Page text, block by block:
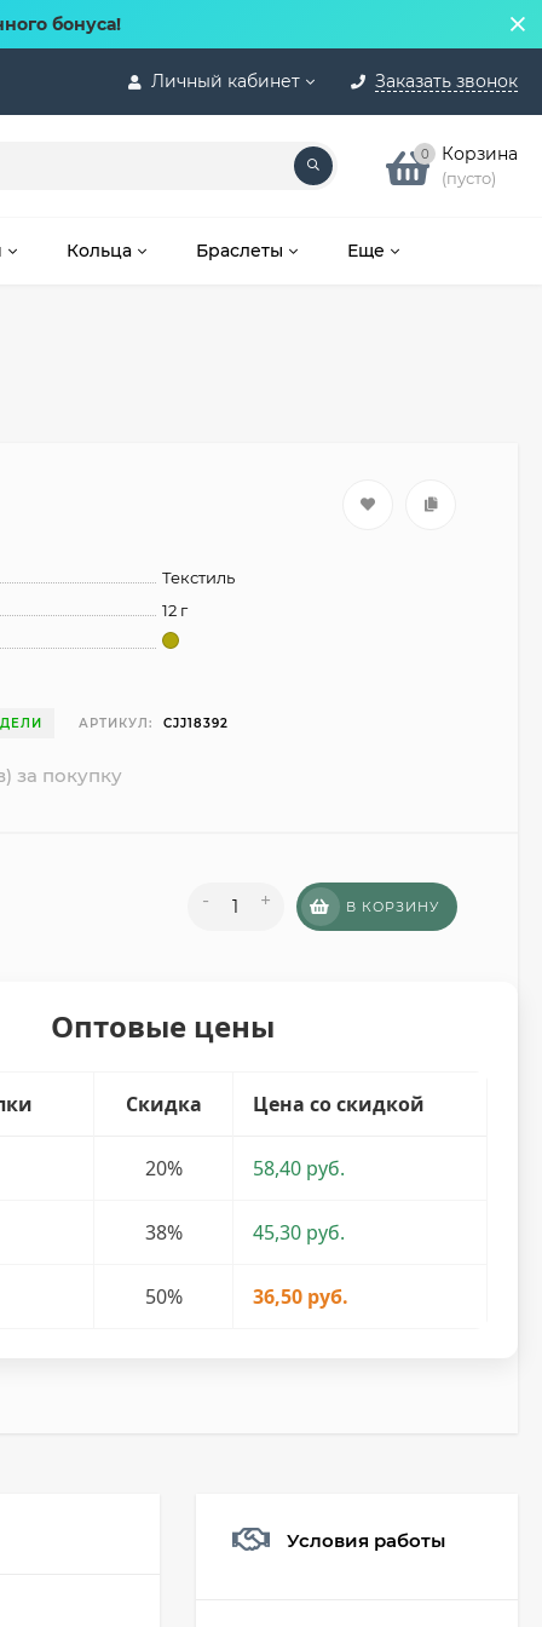
бонуса!
Личный кабинет Заказать звонок
0 Корзина
(пусто)
Кольца Браслеты Еще
Текстиль
12 г
АРТИКУЛ: CJJ18392
за покупку
- + В КОРЗИНУ
Оптовые цены
Скидка Цена со скидкой
20% 58,40 руб.
38% 45,30 руб.
50% 36,50 руб.
Условия работы